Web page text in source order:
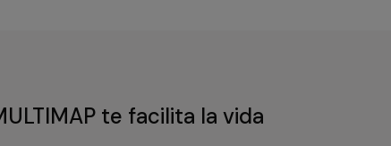
te facilita la vida